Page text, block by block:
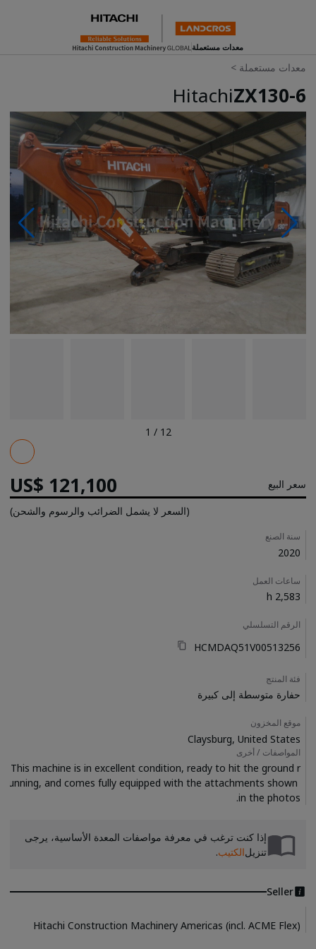
معدات مستعملة
معدات مستعملة >
ZX130-6
Hitachi
Photos & Videos
1 / 12
سعر البيع US$ 121,100
(السعر لا يشمل الضرائب والرسوم والشحن)
Details
سنة الصنع
2020
ساعات العمل
2,583 h
الرقم التسلسلي
HCMDAQ51V00513256
فئة المنتج
حفارة متوسطة إلى كبيرة
موقع المخزون
Claysburg, United States
المواصفات / أخرى
This machine is in excellent condition, ready to hit the ground r
unning, and comes fully equipped with the attachments shown
in the photos.
إذا كنت ترغب في معرفة مواصفات المعدة الأساسية، يرجى
تنزيلالكتيب.
Seller
Hitachi Construction Machinery Americas (incl. ACME Flex)